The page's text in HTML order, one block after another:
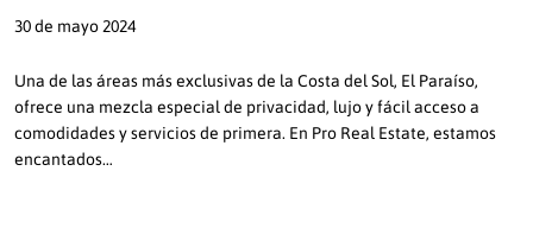
30 de mayo 2024
Una de las áreas más exclusivas de la Costa del Sol, El Paraíso,
ofrece una mezcla especial de privacidad, lujo y fácil acceso a
comodidades y servicios de primera. En Pro Real Estate, estamos
encantados…